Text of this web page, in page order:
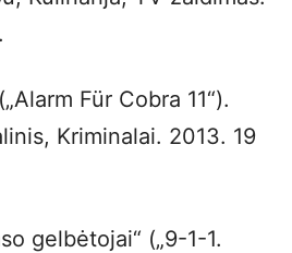
Für Cobra 11“).
Kriminalai. 2013. 19
gelbėtojai“ („9-1-1.